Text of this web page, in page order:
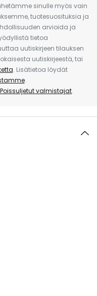
sinulle myös vain
tuotesuosituksia ja
arvioida ja
tietoa
uutiskirjeen tilauksen
uutiskirjeestä, tai
. Lisätietoa löydät
.
Poissuljetut valmistajat.